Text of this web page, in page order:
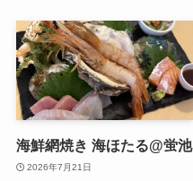
海鮮網焼き 海ほたる@蛍池
2026年7月21日